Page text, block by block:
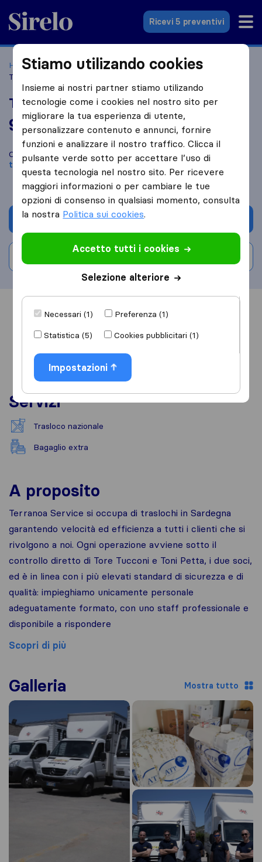
Sirelo.it
Ricevi 5 preventivi
Home Le 10 migliori aziende di traslochi in Italia
Traslochi Terranoa Service Srl
Traslochi Terranoa Service Srl
9,8 basato su 34
recensioni di Sirelo e Google
i
Confronta Traslochi Terranoa Service Srl con altre aziende di
traslochidiOlbia
Chiedi preventivo
Informazioni Recensioni
Servizi
Trasloco nazionale
Bagaglio extra
A proposito
Terranoa Service si occupa di traslochi in Sardegna
garantendo velocità ed efficienza a tutti i clienti che si
rivolgono a noi. Ogni operazione avviene sotto il
controllo diretto di Tore Tucconi e Toni Petta, i due soci,
ed è in linea con i più elevati standard di sicurezza e di
qualità: impieghiamo unicamente personale
adeguatamente formato, con uno staff professionale e
disponibile a rispondere
Scopri di più
Galleria Mostra tutto
Stiamo utilizando cookies
Insieme ai nostri partner stiamo utilizando
tecnologie come i cookies nel nostro sito per
migliorare la tua esperienza di utente,
personalizzare contenuto e annunci, fornire
funzioni e analizzare il nostro traffico. Clicca il
pulsante verde sotto per accettare l’uso di
questa tecnologia nel nostro sito. Per ricevere
maggiori informazioni o per cambiare le tue
opzioni di consenso in qualsiasi momento, consulta
la nostra Politica sui cookies.
Accetto tutti i cookies
Selezione alteriore
Necessari (1)
Preferenza (1)
Statistica (5)
Cookies pubblicitari (1)
Impostazioni